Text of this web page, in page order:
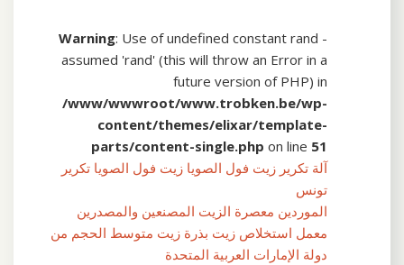
Warning: Use of undefined constant rand -
assumed 'rand' (this will throw an Error in a
future version of PHP) in
/www/wwwroot/www.trobken.be/wp-
content/themes/elixar/template-
parts/content-single.php on line 51
آلة تكرير زيت فول الصويا زيت فول الصويا تكرير
تونس
الموردين معصرة الزيت المصنعين والمصدرين
معمل استخلاص زيت بذرة زيت متوسط ​​الحجم من
دولة الإمارات العربية المتحدة